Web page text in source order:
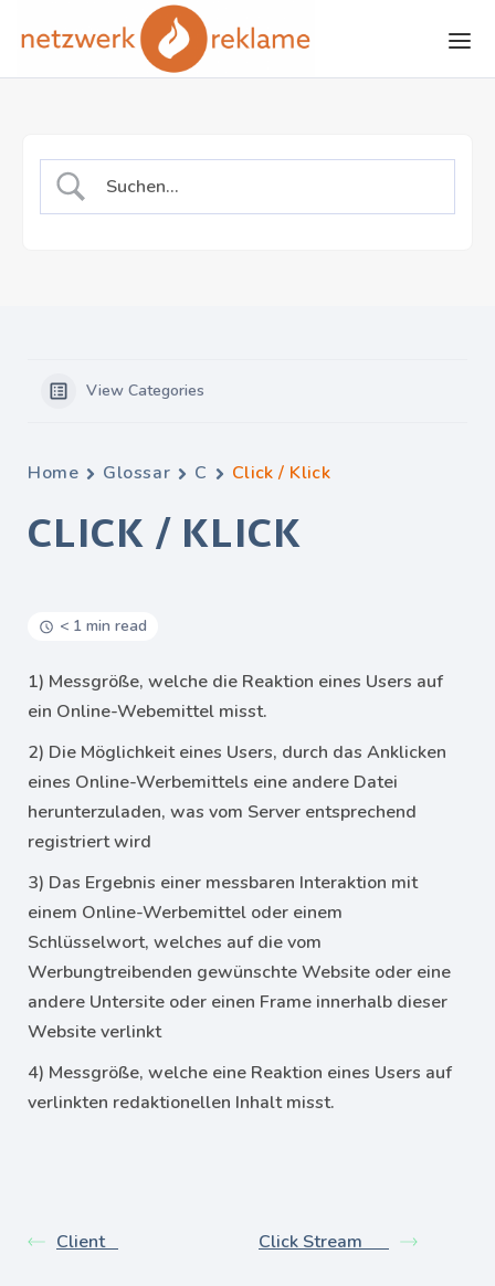
View Categories
Home Glossar C Click / Klick
CLICK / KLICK
< 1 min read
1) Messgröße, welche die Reaktion eines Users auf
ein Online-Webemittel misst.
2) Die Möglichkeit eines Users, durch das Anklicken
eines Online-Werbemittels eine andere Datei
herunterzuladen, was vom Server entsprechend
registriert wird
3) Das Ergebnis einer messbaren Interaktion mit
einem Online-Werbemittel oder einem
Schlüsselwort, welches auf die vom
Werbungtreibenden gewünschte Website oder eine
andere Untersite oder einen Frame innerhalb dieser
Website verlinkt
4) Messgröße, welche eine Reaktion eines Users auf
verlinkten redaktionellen Inhalt misst.
Client Click Stream